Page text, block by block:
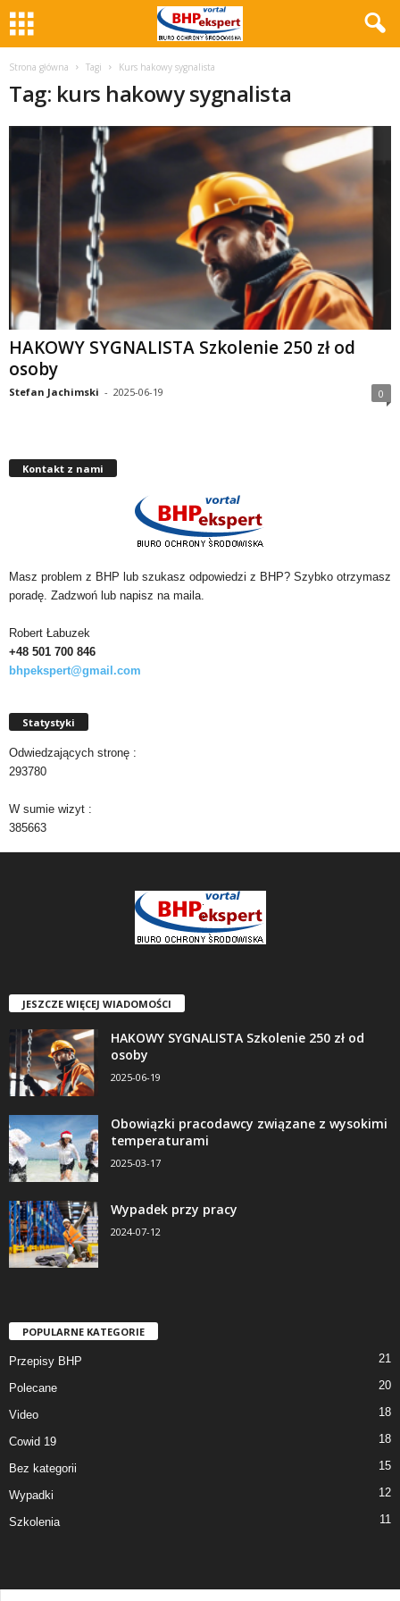
Strona główna Tagi Kurs hakowy sygnalista
Tag: kurs hakowy sygnalista
HAKOWY SYGNALISTA Szkolenie 250 zł od
osoby
Stefan Jachimski - 2025-06-19 0
Kontakt z nami
Masz problem z BHP lub szukasz odpowiedzi z BHP? Szybko otrzymasz
poradę. Zadzwoń lub napisz na maila.
Robert Łabuzek
+48 501 700 846
bhpekspert@gmail.com
Statystyki
Odwiedzających stronę :
293780
W sumie wizyt :
385663
JESZCZE WIĘCEJ WIADOMOŚCI
HAKOWY SYGNALISTA Szkolenie 250 zł od
osoby
2025-06-19
Obowiązki pracodawcy związane z wysokimi
temperaturami
2025-03-17
Wypadek przy pracy
2024-07-12
POPULARNE KATEGORIE
Przepisy BHP 21
Polecane 20
Video 18
Cowid 19 18
Bez kategorii 15
Wypadki 12
Szkolenia 11